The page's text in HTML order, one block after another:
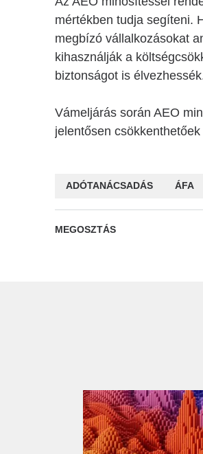
mértékben tudja segíteni.
megbízó vállalkozásokat
kihasználják a
biztonságot is
Vámeljárás során AEO
jelentősen
ADÓTANÁCSADÁS ÁFA
MEGOSZTÁS